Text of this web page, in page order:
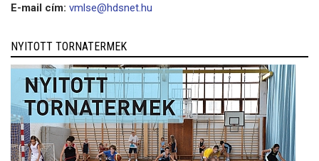
E-mail cím: vmlse@hdsnet.hu
NYITOTT TORNATERMEK